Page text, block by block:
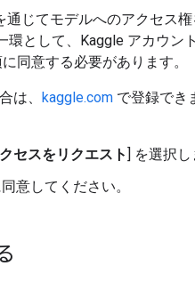
じてモデルへのアクセス
環として、Kaggle アカウン
同意する必要があります。
は、 kaggle.com で登録でき
セスをリクエスト] を選択し
意してください。